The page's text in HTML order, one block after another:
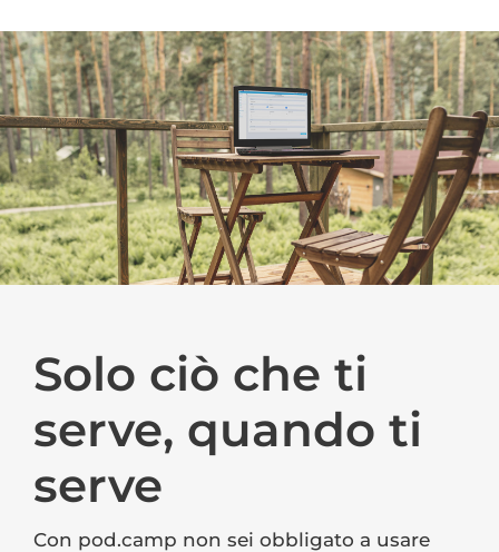
Solo ciò che ti
serve, quando ti
serve
Con pod.camp non sei obbligato a usare